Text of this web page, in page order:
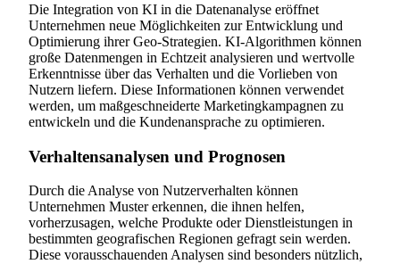
Die Integration von KI in die Datenanalyse eröffnet
Unternehmen neue Möglichkeiten zur Entwicklung und
Optimierung ihrer Geo-Strategien. KI-Algorithmen können
große Datenmengen in Echtzeit analysieren und wertvolle
Erkenntnisse über das Verhalten und die Vorlieben von
Nutzern liefern. Diese Informationen können verwendet
werden, um maßgeschneiderte Marketingkampagnen zu
entwickeln und die Kundenansprache zu optimieren.
Verhaltensanalysen und Prognosen
Durch die Analyse von Nutzerverhalten können
Unternehmen Muster erkennen, die ihnen helfen,
vorherzusagen, welche Produkte oder Dienstleistungen in
bestimmten geografischen Regionen gefragt sein werden.
Diese vorausschauenden Analysen sind besonders nützlich,